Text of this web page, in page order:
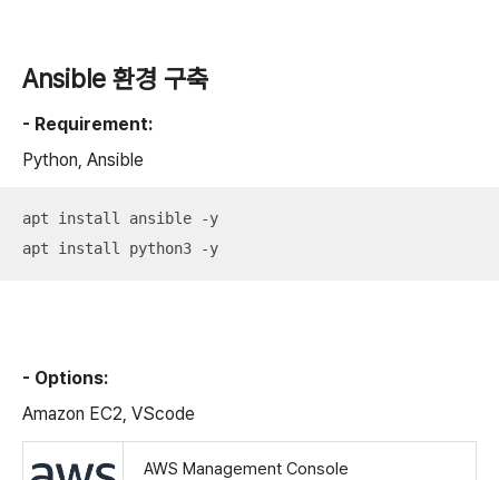
Ansible 환경 구축
- Requirement:
Python, Ansible
apt install ansible -y
apt install python3 -y
- Options:
Amazon EC2, VScode
AWS Management Console